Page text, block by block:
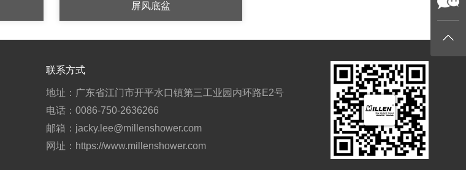
屏风底盆
联系方式
地址：广东省江门市开平水口镇第三工业园内环路E2号
电话：0086-750-2636266
邮箱：jacky.lee@millenshower.com
网址： https://www.millenshower.com